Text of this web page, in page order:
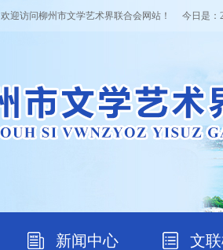
欢迎访问柳州市文学艺术界联合会网站！ 今日是：
新闻中心 文